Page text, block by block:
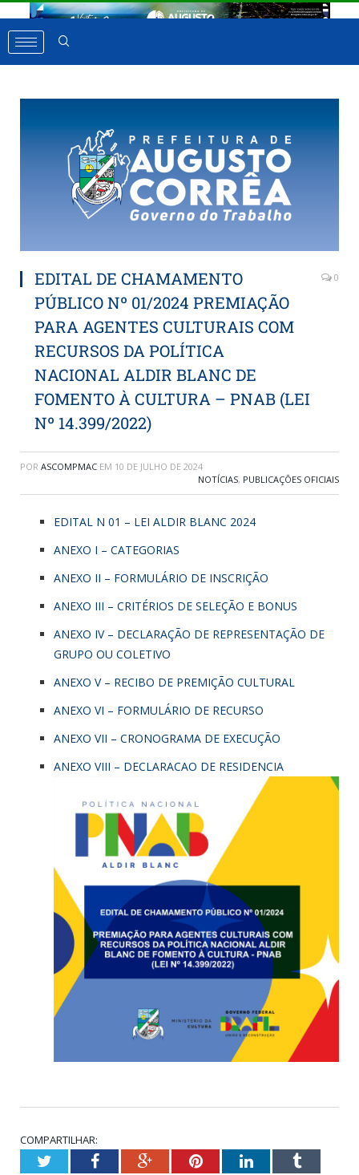
EDITAL DE CHAMAMENTO
PÚBLICO Nº 01/2024 PREMIAÇÃO
PARA AGENTES CULTURAIS COM
RECURSOS DA POLÍTICA
NACIONAL ALDIR BLANC DE
FOMENTO À CULTURA – PNAB (LEI
Nº 14.399/2022)
0
POR ASCOMPMAC EM 10 DE JULHO DE 2024
NOTÍCIAS, PUBLICAÇÕES OFICIAIS
EDITAL N 01 – LEI ALDIR BLANC 2024
ANEXO I – CATEGORIAS
ANEXO II – FORMULÁRIO DE INSCRIÇÃO
ANEXO III – CRITÉRIOS DE SELEÇÃO E BONUS
ANEXO IV – DECLARAÇÃO DE REPRESENTAÇÃO DE
GRUPO OU COLETIVO
ANEXO V – RECIBO DE PREMIÇÃO CULTURAL
ANEXO VI – FORMULÁRIO DE RECURSO
ANEXO VII – CRONOGRAMA DE EXECUÇÃO
ANEXO VIII – DECLARACAO DE RESIDENCIA
COMPARTILHAR:
TwitterFacebookGoogle+Pinterest
LinkedIn